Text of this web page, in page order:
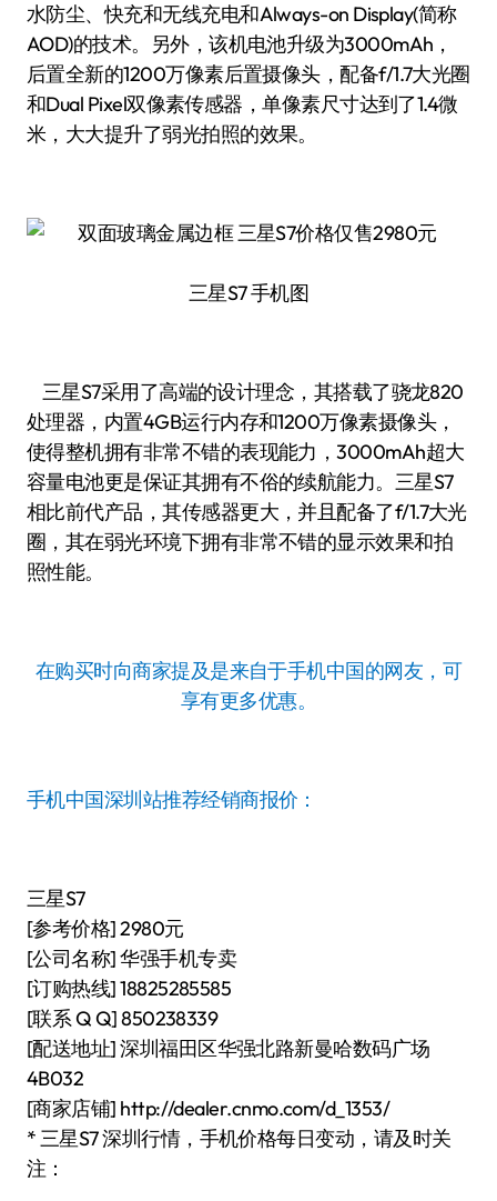
水防尘、快充和无线充电和Always-on Display(简称
AOD)的技术。另外，该机电池升级为3000mAh，
后置全新的1200万像素后置摄像头，配备f/1.7大光圈
和Dual Pixel双像素传感器，单像素尺寸达到了1.4微
米，大大提升了弱光拍照的效果。
三星S7 手机图
三星S7采用了高端的设计理念，其搭载了骁龙820
处理器，内置4GB运行内存和1200万像素摄像头，
使得整机拥有非常不错的表现能力，3000mAh超大
容量电池更是保证其拥有不俗的续航能力。三星S7
相比前代产品，其传感器更大，并且配备了f/1.7大光
圈，其在弱光环境下拥有非常不错的显示效果和拍
照性能。
在购买时向商家提及是来自于手机中国的网友，可
享有更多优惠。
手机中国深圳站推荐经销商报价：
三星S7
[参考价格] 2980元
[公司名称] 华强手机专卖
[订购热线] 18825285585
[联系 Q Q] 850238339
[配送地址] 深圳福田区华强北路新曼哈数码广场
4B032
[商家店铺] http://dealer.cnmo.com/d_1353/
* 三星S7 深圳行情，手机价格每日变动，请及时关
注：